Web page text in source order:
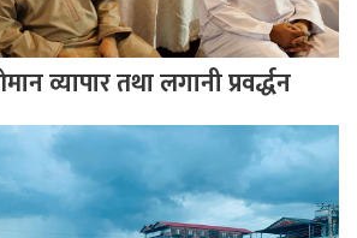
व्यापार तथा लगानी प्रवर्द्धन